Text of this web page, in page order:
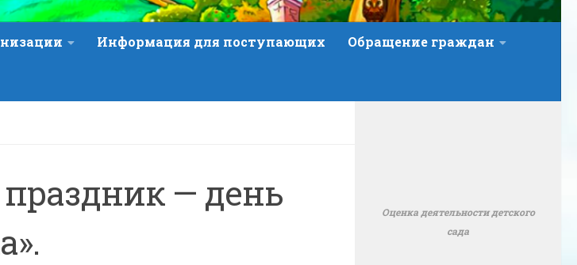
Информация для поступающих Обращение граждан
— день
Оценка деятельности детского
сада